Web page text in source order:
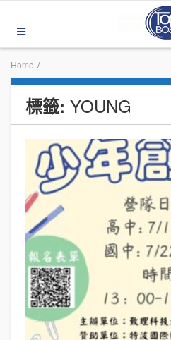
Home /
標籤: YOUNG